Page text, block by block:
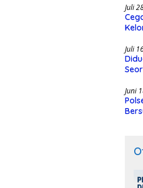
Juli
Juli
Juni